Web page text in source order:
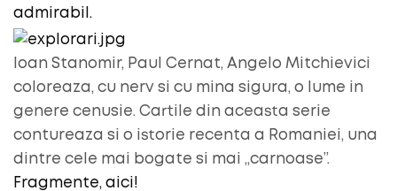
admirabil.
Ioan Stanomir, Paul Cernat, Angelo Mitchievici
coloreaza, cu nerv si cu mina sigura, o lume in
genere cenusie. Cartile din aceasta serie
contureaza si o istorie recenta a Romaniei, una
dintre cele mai bogate si mai „carnoase”.
Fragmente, aici!